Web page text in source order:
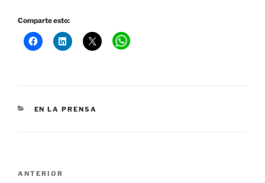
Comparte esto:
CATEGORÍAS
EN LA PRENSA
Navegación
Entrada
ANTERIOR